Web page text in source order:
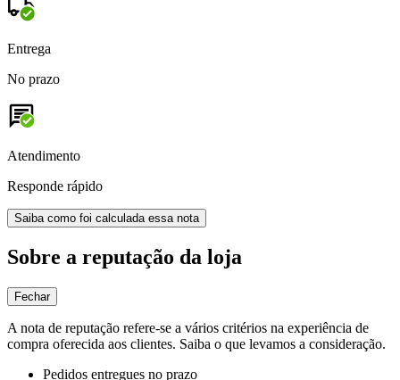
Entrega
No prazo
Atendimento
Responde rápido
Saiba como foi calculada essa nota
Sobre a reputação da loja
Fechar
A nota de reputação refere-se a vários critérios na experiência de
compra oferecida aos clientes. Saiba o que levamos a consideração.
Pedidos entregues no prazo